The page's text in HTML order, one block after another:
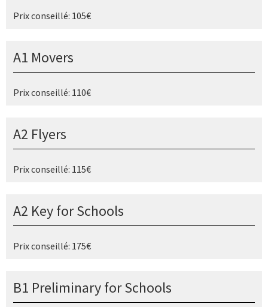
Prix conseillé: 105€
A1 Movers
Prix conseillé: 110€
A2 Flyers
Prix conseillé: 115€
A2 Key for Schools
Prix conseillé: 175€
B1 Preliminary for Schools